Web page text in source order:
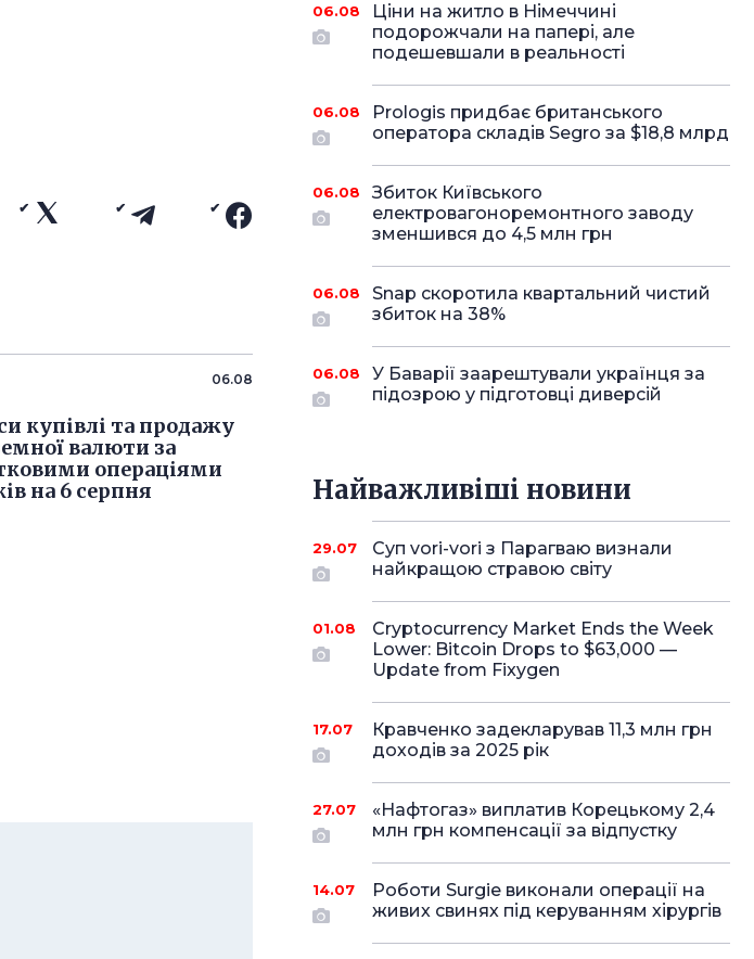
06.08
купівлі та продажу
валюти за
операціями
на 6 серпня
06.08
Ціни на житло в Німеччині
подорожчали на папері, але
подешевшали в реальності
06.08
Prologis придбає британського
оператора складів Segro за $18,8 млрд
06.08
Збиток Київського
електровагоноремонтного заводу
зменшився до 4,5 млн грн
06.08
Snap скоротила квартальний чистий
збиток на 38%
06.08
У Баварії заарештували українця за
підозрою у підготовці диверсій
Найважливіші новини
29.07
Суп vori-vori з Парагваю визнали
найкращою стравою світу
01.08
Cryptocurrency Market Ends the Week
Lower: Bitcoin Drops to $63,000 —
Update from Fixygen
17.07
Кравченко задекларував 11,3 млн грн
доходів за 2025 рік
27.07
«Нафтогаз» виплатив Корецькому 2,4
млн грн компенсації за відпустку
14.07
Роботи Surgie виконали операції на
живих свинях під керуванням хірургів